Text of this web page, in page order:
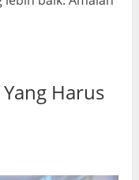
Harus